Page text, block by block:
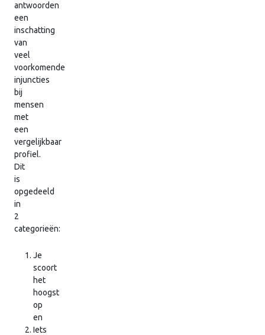
antwoorden
een
inschatting
van
veel
voorkomende
injuncties
bij
mensen
met
een
vergelijkbaar
profiel.
Dit
is
opgedeeld
in
2
categorieën:
Je
scoort
het
hoogst
op
en
Iets